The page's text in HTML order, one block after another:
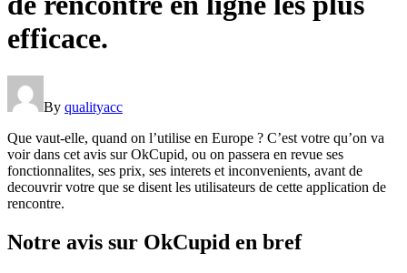
efficace.
By qualityacc
Que vaut-elle, quand on l’utilise en Europe ? C’est votre qu’on va
voir dans cet avis sur OkCupid, ou on passera en revue ses
fonctionnalites, ses prix, ses interets et inconvenients, avant de
decouvrir votre que se disent les utilisateurs de cette application de
rencontre.
Notre avis sur OkCupid en bref